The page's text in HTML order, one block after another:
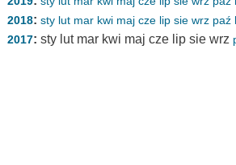
2018: sty lut mar kwi maj cze lip sie wrz paź
2017: sty lut mar kwi maj cze lip sie wrz